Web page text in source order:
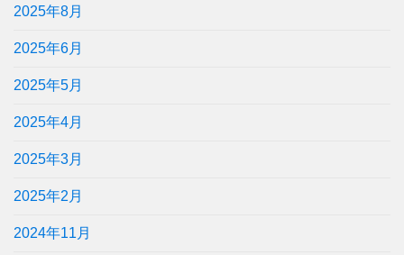
2025年8月
2025年6月
2025年5月
2025年4月
2025年3月
2025年2月
2024年11月